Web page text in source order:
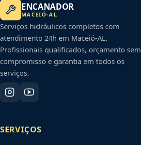
ENCANADOR
MACEIÓ-AL
Serviços hidráulicos completos com
atendimento 24h em Maceió-AL.
Profissionais qualificados, orçamento sem
compromisso e garantia em todos os
serviços.
SERVIÇOS